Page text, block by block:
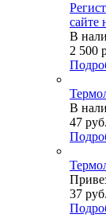
сайте
В
2 500
В
47 руб.
37 руб.